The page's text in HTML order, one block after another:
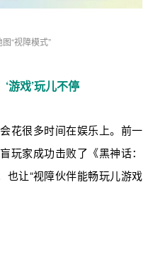
“视障模式”
‘游戏’玩儿不停
花很多时间在娱乐上。前一
玩家成功击败了《黑神话：
也让“视障伙伴能畅玩儿游戏